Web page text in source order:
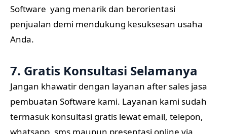
Software yang menarik dan berorientasi
penjualan demi mendukung kesuksesan usaha
Anda.
7. Gratis Konsultasi Selamanya
Jangan khawatir dengan layanan after sales jasa
pembuatan Software kami. Layanan kami sudah
termasuk konsultasi gratis lewat email, telepon,
whatsapp, sms maupun presentasi online via